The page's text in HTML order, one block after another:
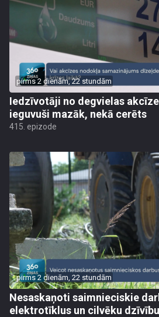
pirms 2 dienām, 22 stundām
Iedzīvotāji no degvielas
ieguvuši mazāk, nekā cerēts
415. epizode
pirms 2 dienām, 22 stundām
Nesaskaņoti saimnieciskie
elektrotīklus un cilvēku dzīvību